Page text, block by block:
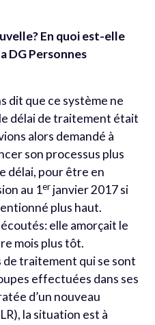
En quoi est-elle
DG Personnes
dit que ce système ne
délai de traitement était
alors demandé à
son processus plus
délai, pour être en
au 1er janvier 2017 si
plus haut.
elle amorçait le
mois plus tôt.
de traitement qui se sont
effectuées dans ses
d’un nouveau
la situation est à